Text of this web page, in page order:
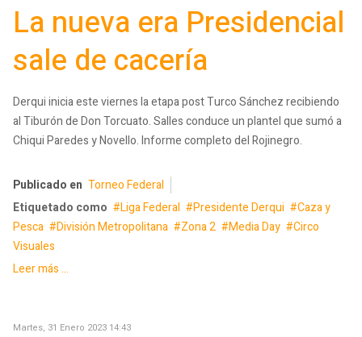
La nueva era Presidencial
sale de cacería
Derqui inicia este viernes la etapa post Turco Sánchez recibiendo
al Tiburón de Don Torcuato. Salles conduce un plantel que sumó a
Chiqui Paredes y Novello. Informe completo del Rojinegro.
Publicado en Torneo Federal
Etiquetado como
Liga Federal Presidente Derqui
Caza y
Pesca
División Metropolitana Zona 2 Media Day
Circo
Visuales
Leer más ...
Martes, 31 Enero 2023 14:43